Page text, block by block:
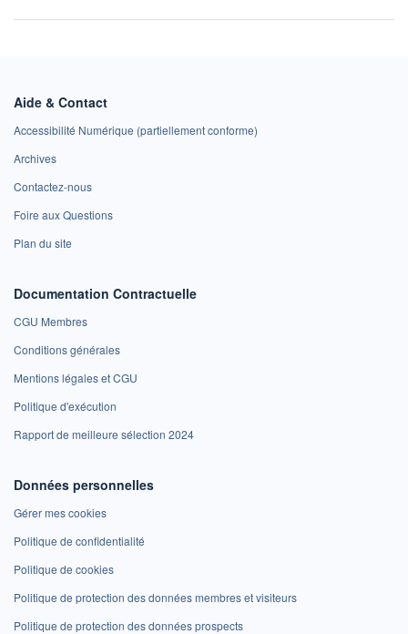
Aide & Contact
Accessibilité Numérique (partiellement conforme)
Archives
Contactez-nous
Foire aux Questions
Plan du site
Documentation Contractuelle
CGU Membres
Conditions générales
Mentions légales et CGU
Politique d'exécution
Rapport de meilleure sélection 2024
Données personnelles
Gérer mes cookies
Politique de confidentialité
Politique de cookies
Politique de protection des données membres et visiteurs
Politique de protection des données prospects